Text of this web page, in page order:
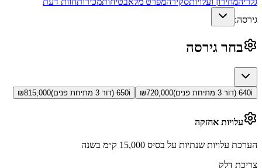
גירסה:
בחר גירסה
640i (דור 3 מתיחת פנים) ₪720,000 650i (דור 3 מתיחת פנים) ₪815,000
עלויות אחזקה
הערכת עלויות שנתיות על בסיס 15,000 ק״מ בשנה
צריכת דלק